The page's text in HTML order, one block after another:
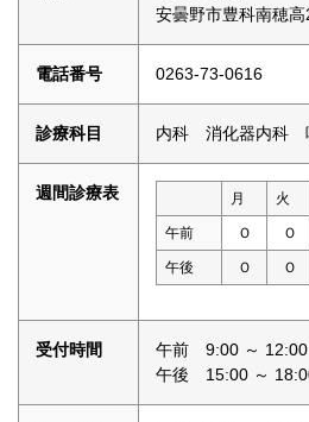
安曇野市豊科南穂高
電話番号 0263-73-0616
診療科目 内科 消化器内科
週間診療表 月 火
午前 Ｏ Ｏ
午後 Ｏ Ｏ
受付時間
午前 9:00 ～ 12:00
午後 15:00 ～